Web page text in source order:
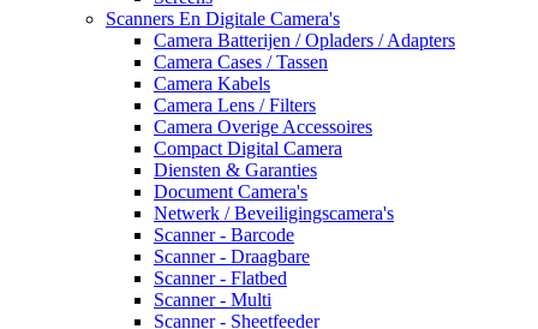
Scanners En Digitale Camera's
Camera Batterijen / Opladers / Adapters
Camera Cases / Tassen
Camera Kabels
Camera Lens / Filters
Camera Overige Accessoires
Compact Digital Camera
Diensten & Garanties
Document Camera's
Netwerk / Beveiligingscamera's
Scanner - Barcode
Scanner - Draagbare
Scanner - Flatbed
Scanner - Multi
Scanner - Sheetfeeder